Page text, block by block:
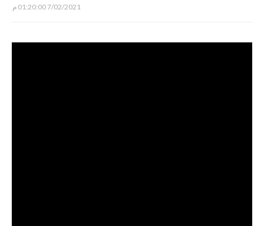
7/02/2021 01:20:00 م